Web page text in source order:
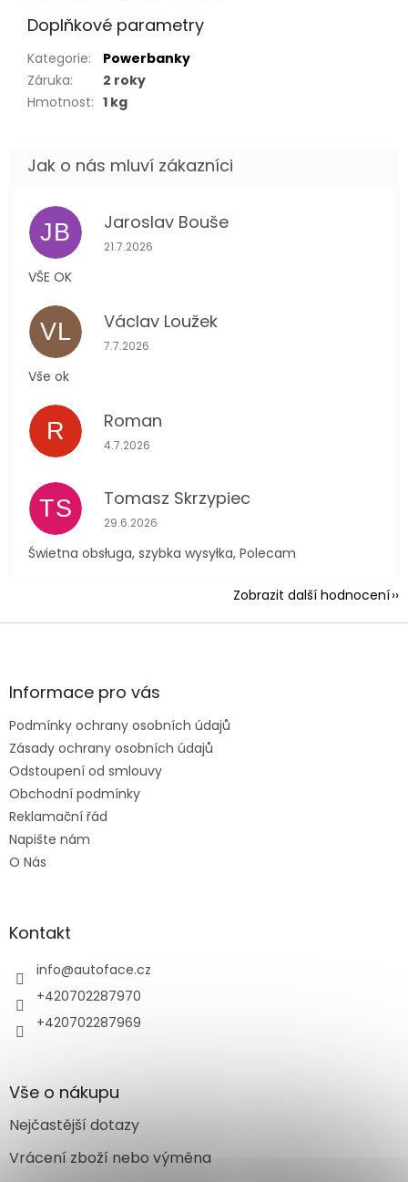
Doplňkové parametry
Kategorie:
Powerbanky
Záruka:
2 roky
Hmotnost: 1 kg
JB Jaroslav Bouše
Hodnocení obchodu je 5 z 5 hvězdiček.
21.7.2026
VŠE OK
VL Václav Loužek
Hodnocení obchodu je 5 z 5 hvězdiček.
7.7.2026
Vše ok
R Roman
Hodnocení obchodu je 5 z 5 hvězdiček.
4.7.2026
TS Tomasz Skrzypiec
Hodnocení obchodu je 5 z 5 hvězdiček.
29.6.2026
Świetna obsługa, szybka wysyłka, Polecam
Zobrazit další hodnocení
Z
aInformace pro vás
Podmínky ochrany osobních údajů
Zásady ochrany osobních údajů
Odstoupení od smlouvy
Obchodní podmínky
Reklamační řád
Napište nám
O Nás
Kontakt
info@autoface.cz
+420702287970
+420702287969
Vše o nákupu
Nejčastější dotazy
Vrácení zboží nebo výměna